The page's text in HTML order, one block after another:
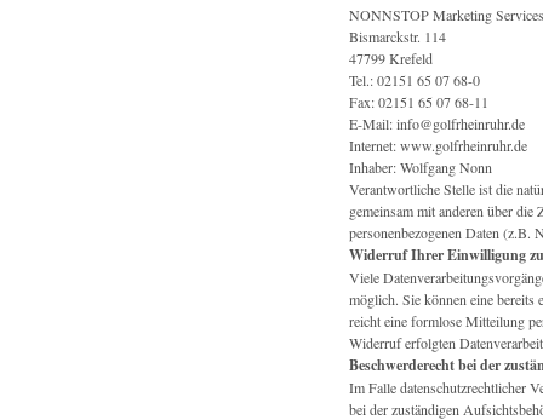
NONNSTOP Marketing
Bismarckstr. 114
47799 Krefeld
Tel.: 02151 65 07 68-0
Fax: 02151 65 07 68-11
E-Mail: info@golfrheinruhr.de
Internet: www.golfrheinruhr.de
Inhaber: Wolfgang Nonn
Verantwortliche Stelle ist die
gemeinsam mit anderen über
personenbezogenen Daten (z.B.
Widerruf Ihrer Einwilligung
Viele
möglich. Sie können eine
reicht eine formlose Mitteilung
Widerruf erfolgten
Beschwerderecht bei der
Im Falle datenschutzrechtlicher
bei der zuständigen